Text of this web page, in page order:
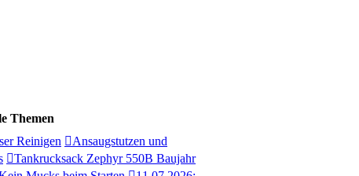
Themen
Reinigen
Ansaugstutzen und
Tankrucksack Zephyr 550B Baujahr